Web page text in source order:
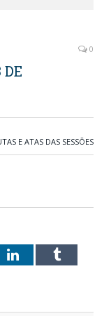
0
E ATAS DAS SESSÕES
LinkedInTumblr